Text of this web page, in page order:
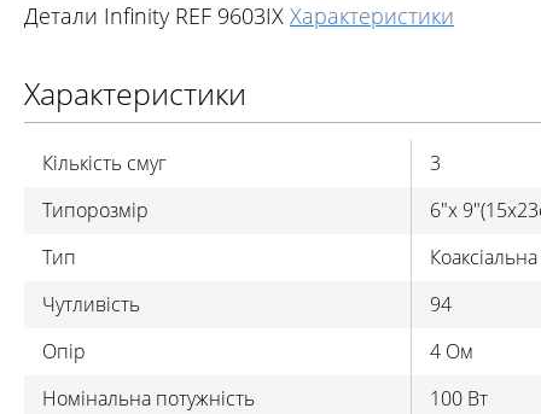
Детали Infinity REF 9603IX Характеристики
Характеристики
Кількість смуг
3
Типорозмір
6"x
Тип
Чутливість
94
Опір
4 Oм
Номінальна потужність
100 Вт